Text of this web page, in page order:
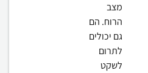
מצב
הרוח. הם
גם יכולים
לתרום
לשקט